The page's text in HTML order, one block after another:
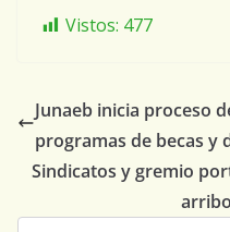
Vistos: 477
Junaeb inicia proceso
programas de becas y
Sindicatos y gremio